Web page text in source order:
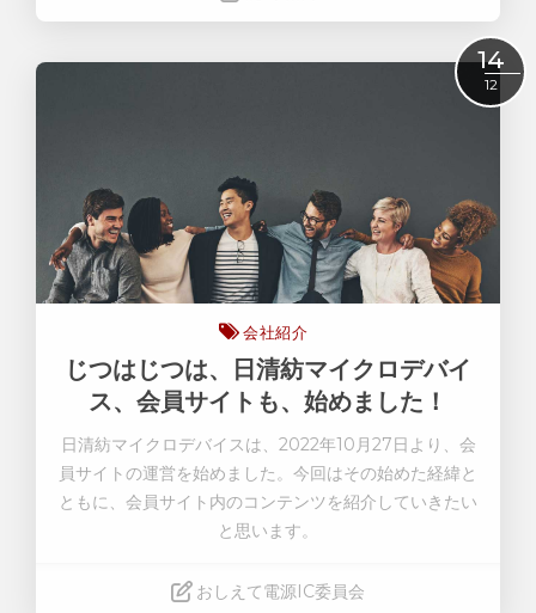
14
12
会社紹介
じつはじつは、日清紡マイクロデバイ
ス、会員サイトも、始めました！
日清紡マイクロデバイスは、2022年10月27日より、会
員サイトの運営を始めました。今回はその始めた経緯と
ともに、会員サイト内のコンテンツを紹介していきたい
と思います。
おしえて電源IC委員会